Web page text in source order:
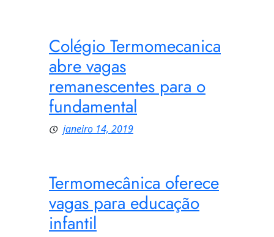
Colégio Termomecanica
abre vagas
remanescentes para o
fundamental
janeiro 14, 2019
Termomecânica oferece
vagas para educação
infantil